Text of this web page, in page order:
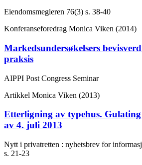
Eiendomsmegleren 76(3) s. 38-40
Konferanseforedrag Monica Viken (2014)
Markedsundersøkelsers
praksis
AIPPI Post Congress Seminar
Artikkel Monica Viken (2013)
Etterligning av typehus.
av 4. juli 2013
Nytt i privatretten : nyhetsbrev for
s. 21-23